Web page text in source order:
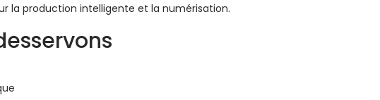
la production intelligente et la numérisation.